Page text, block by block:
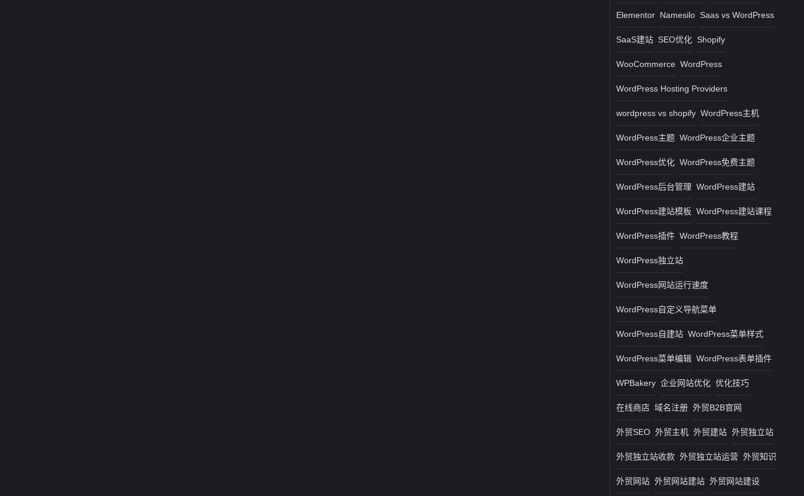
Elementor Namesilo Saas vs WordPress
SaaS建站 SEO优化 Shopify
WooCommerce WordPress
WordPress Hosting Providers
wordpress vs shopify WordPress主机
WordPress主题 WordPress企业主题
WordPress优化 WordPress免费主题
WordPress后台管理 WordPress建站
WordPress建站模板 WordPress建站课程
WordPress插件 WordPress教程
WordPress独立站
WordPress网站运行速度
WordPress自定义导航菜单
WordPress自建站 WordPress菜单样式
WordPress菜单编辑 WordPress表单插件
WPBakery 企业网站优化 优化技巧
在线商店 域名注册 外贸B2B官网
外贸SEO 外贸主机 外贸建站 外贸独立站
外贸独立站收款 外贸独立站运营 外贸知识
外贸网站 外贸网站建站 外贸网站建设